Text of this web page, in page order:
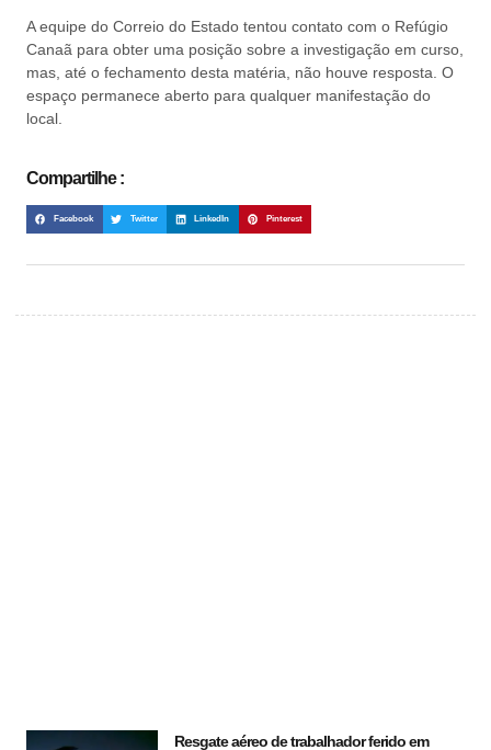
A equipe do Correio do Estado tentou contato com o Refúgio
Canaã para obter uma posição sobre a investigação em curso,
mas, até o fechamento desta matéria, não houve resposta. O
espaço permanece aberto para qualquer manifestação do
local.
Compartilhe :
Facebook Twitter LinkedIn Pinterest
Resgate aéreo de trabalhador ferido em